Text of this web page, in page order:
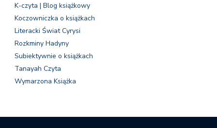
K-czyta | Blog książkowy
Koczowniczka o książkach
Literacki Świat Cyrysi
Rozkminy Hadyny
Subiektywnie o książkach
Tanayah Czyta
Wymarzona Książka